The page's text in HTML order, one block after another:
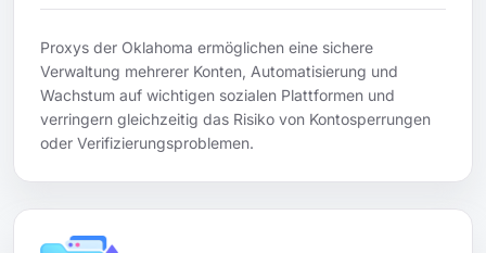
Proxys der Oklahoma ermöglichen eine sichere
Verwaltung mehrerer Konten, Automatisierung und
Wachstum auf wichtigen sozialen Plattformen und
verringern gleichzeitig das Risiko von Kontosperrungen
oder Verifizierungsproblemen.